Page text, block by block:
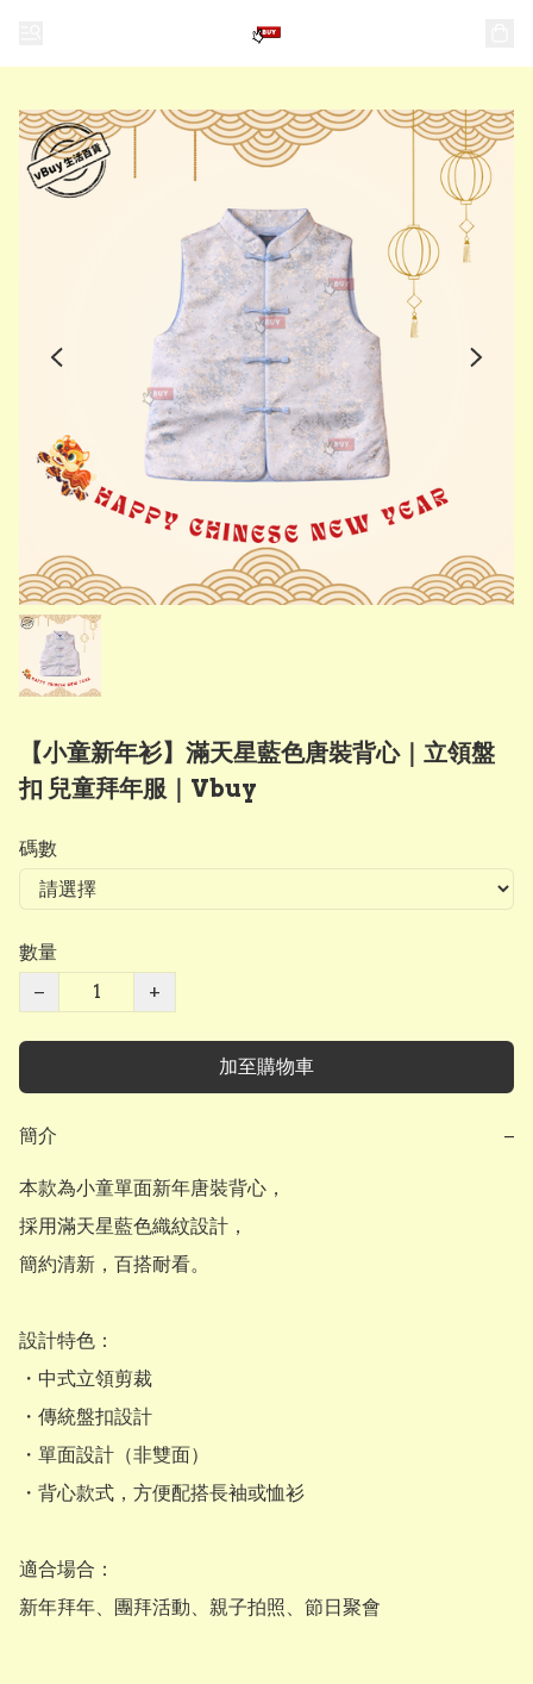
【小童新年衫】滿天星藍色唐裝背心｜立領盤
扣 兒童拜年服｜Vbuy
碼數
數量
−
+
加至購物車
簡介 −
本款為小童單面新年唐裝背心，
採用滿天星藍色織紋設計，
簡約清新，百搭耐看。
設計特色：
・中式立領剪裁
・傳統盤扣設計
・單面設計（非雙面）
・背心款式，方便配搭長袖或恤衫
適合場合：
新年拜年、團拜活動、親子拍照、節日聚會